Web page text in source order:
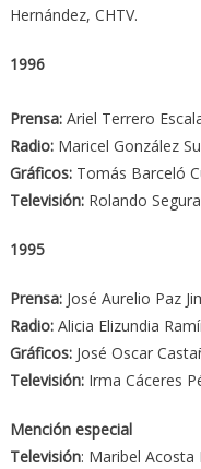
Hernández, CHTV.
1996
Prensa:Ariel Terrero
Radio:Maricel González
Gráficos:Tomás Barceló
Televisión:Rolando Segura
1995
Prensa:José Aurelio Paz
Radio:Alicia Elizundia
Gráficos:José Oscar
Televisión:Irma Cáceres
Mención especial
Televisión: Maribel Acosta